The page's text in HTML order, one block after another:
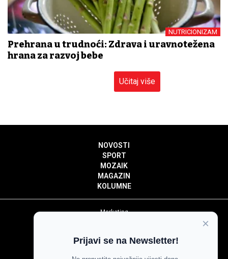
NUTRICIONIZAM
Prehrana u trudnoći: Zdrava i uravnotežena
hrana za razvoj bebe
Učitaj više
NOVOSTI
SPORT
MOZAIK
MAGAZIN
KOLUMNE
Marketing
Impressum
×
Prijavi se na Newsletter!